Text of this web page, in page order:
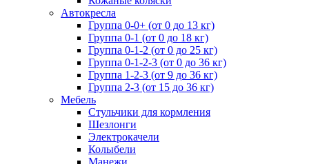
Автокресла
Группа 0-0+ (от 0 до 13 кг)
Группа 0-1 (от 0 до 18 кг)
Группа 0-1-2 (от 0 до 25 кг)
Группа 0-1-2-3 (от 0 до 36 кг)
Группа 1-2-3 (от 9 до 36 кг)
Группа 2-3 (от 15 до 36 кг)
Мебель
Cтульчики для кормления
Шезлонги
Электрокачели
Колыбели
Манежи